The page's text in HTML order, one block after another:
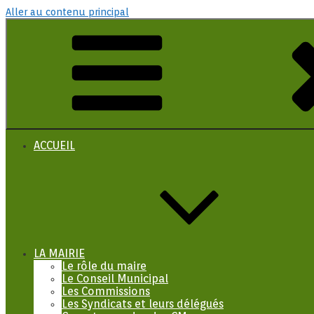
Aller au contenu principal
ACCUEIL
LA MAIRIE
Le rôle du maire
Le Conseil Municipal
Les Commissions
Les Syndicats et leurs délégués